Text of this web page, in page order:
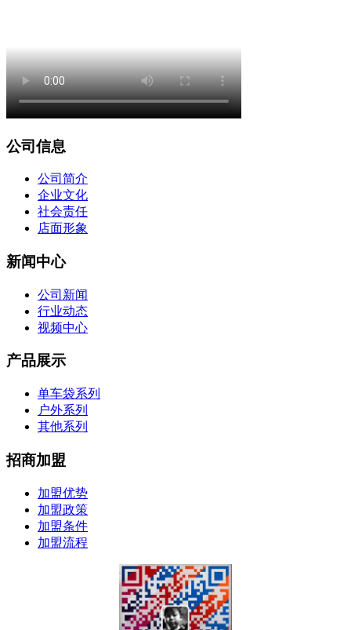
公司信息
公司简介
企业文化
社会责任
店面形象
新闻中心
公司新闻
行业动态
视频中心
产品展示
单车袋系列
户外系列
其他系列
招商加盟
加盟优势
加盟政策
加盟条件
加盟流程